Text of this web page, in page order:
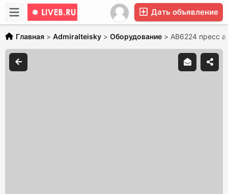
Дать объявление
Главная > Admiralteisky > Оборудование > АВ6224 пресс